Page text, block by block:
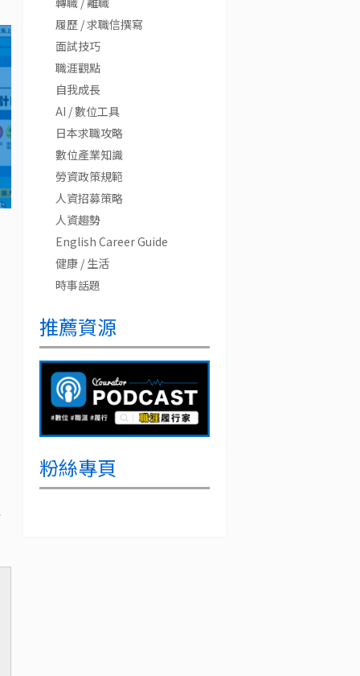
履歷 / 求職信撰寫
面試技巧
職涯觀點
自我成長
AI / 數位工具
日本求職攻略
數位產業知識
勞資政策規範
人資招募策略
人資趨勢
English Career Guide
健康 / 生活
時事話題
推薦資源
粉絲專頁